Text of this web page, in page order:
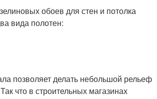
обоев для стен и потолка
вида полотен:
позволяет делать небольшой рельеф
что в строительных магазинах